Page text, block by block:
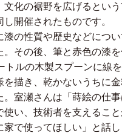
文化の裾野を広げるとい
開催されたものです。
漆の性質や歴史などについ
。その後、筆と赤色の漆
トルの木製スプーンに線
を描き、乾かないうちに金
。室瀬さんは「蒔絵の仕
使い、技術者を支えること
で使ってほしい」と話し